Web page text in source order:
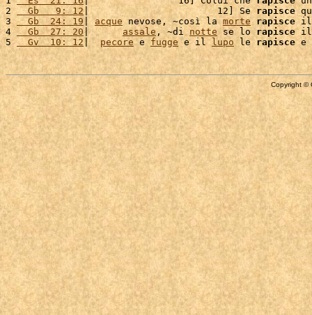
2
  Gb   9: 12
|                       12] Se rapisce
3
  Gb  24: 19
| acque nevose, ~così la morte rapisce
4
  Gb  27: 20
| assale , ~di notte se lo rapisce
5
  Gv  10: 12
| pecore e fugge e il lupo le rapisce e
Copyright ©